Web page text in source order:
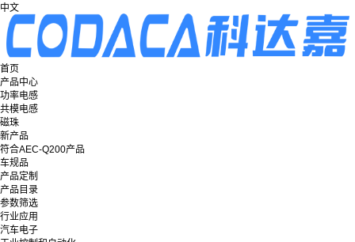
中文
首页
产品中心
功率电感
共模电感
磁珠
新产品
符合AEC-Q200产品
车规品
产品定制
产品目录
参数筛选
行业应用
汽车电子